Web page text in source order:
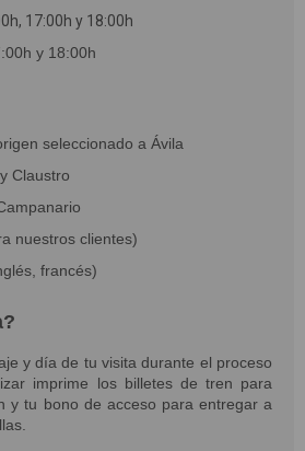
17:00h y 18:00h
y 18:00h
seleccionado a Ávila
Claustro
nuestros clientes)
francés)
y día de tu visita durante el proceso
imprime los billetes de tren para
y tu bono de acceso para entregar a